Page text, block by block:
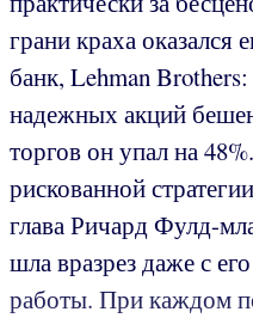
грани краха
банк, Lehman
надежных акций
торгов он упал на
рискованной
глава Ричард Фулд-
шла вразрез даже с
работы. При каждом